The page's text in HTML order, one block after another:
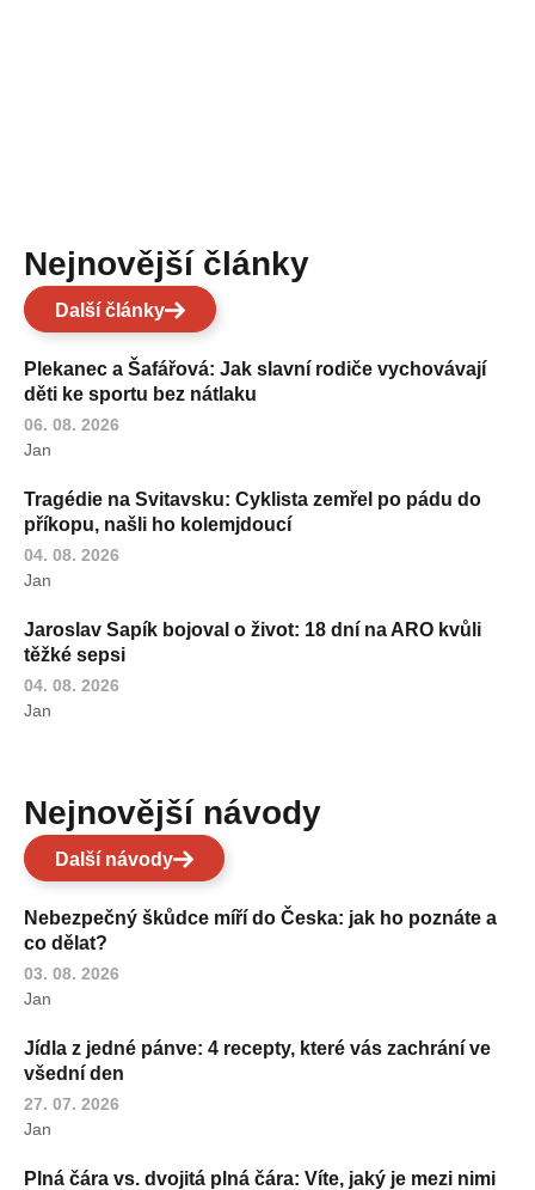
Nejnovější články
Další články
Plekanec a Šafářová: Jak slavní rodiče vychovávají
děti ke sportu bez nátlaku
06. 08. 2026
Jan
Tragédie na Svitavsku: Cyklista zemřel po pádu do
příkopu, našli ho kolemjdoucí
04. 08. 2026
Jan
Jaroslav Sapík bojoval o život: 18 dní na ARO kvůli
těžké sepsi
04. 08. 2026
Jan
Nejnovější návody
Další návody
Nebezpečný škůdce míří do Česka: jak ho poznáte a
co dělat?
03. 08. 2026
Jan
Jídla z jedné pánve: 4 recepty, které vás zachrání ve
všední den
27. 07. 2026
Jan
Plná čára vs. dvojitá plná čára: Víte, jaký je mezi nimi